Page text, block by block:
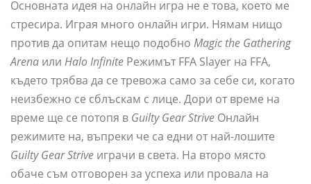
Основната идея на онлайн игра не е това, което ме
стресира. Играя много онлайн игри. Нямам нищо
против да опитам нещо подобно Magic the Gathering
Arena или Halo Infinite Режимът FFA Slayer на FFA,
където трябва да се тревожа само за себе си, когато
неизбежно се сблъскам с лице. Дори от време на
време ще се потопя в Guilty Gear Strive Онлайн
режимите на, въпреки че са едни от най-лошите
Guilty Gear Strive играчи в света. На второ място
обаче съм отговорен за успеха или провала на